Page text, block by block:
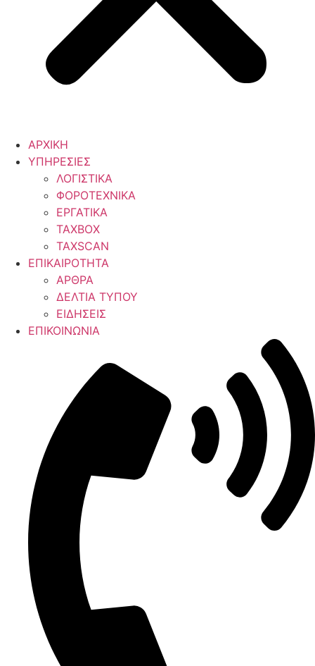
ΑΡΧΙΚΗ
ΥΠΗΡΕΣΙΕΣ
ΛΟΓΙΣΤΙΚΑ
ΦΟΡΟΤΕΧΝΙΚΑ
ΕΡΓΑΤΙΚΑ
TAXBOX
TAXSCAN
ΕΠΙΚΑΙΡΟΤΗΤΑ
ΑΡΘΡΑ
ΔΕΛΤΙΑ ΤΥΠΟΥ
ΕΙΔΗΣΕΙΣ
ΕΠΙΚΟΙΝΩΝΙΑ